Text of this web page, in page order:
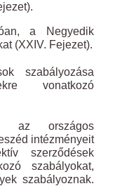
a Negyedik
(XXIV. Fejezet).
szabályozása
vonatkozó
az országos
intézményeit
szerződések
szabályokat,
szabályoznak.